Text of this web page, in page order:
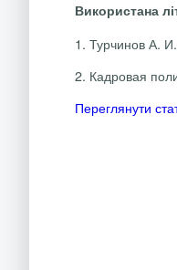
Використана
1. Турчинов А.
2. Кадровая
Переглянути